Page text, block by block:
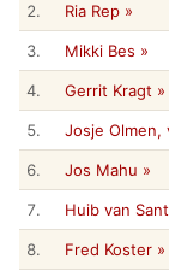
2. Ria Rep »
3. Mikki Bes »
4. Gerrit Kragt »
5. Josje Olmen,
6. Jos Mahu »
7. Huib van
8. Fred Koster »